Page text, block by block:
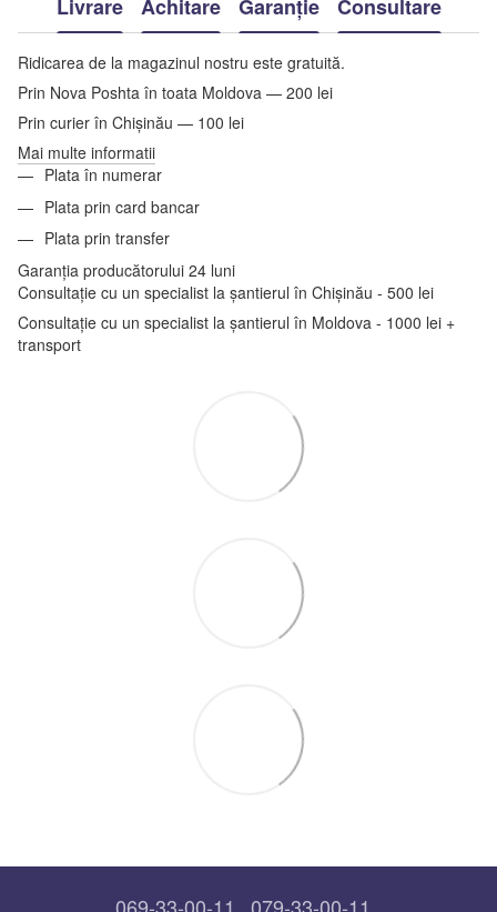
Livrare Achitare Garanție Consultare
Ridicarea de la magazinul nostru este gratuită.
Prin Nova Poshta în toata Moldova — 200 lei
Prin curier în Chișinău — 100 lei
Mai multe informatii
Plata în numerar
Plata prin card bancar
Plata prin transfer
Garanția producătorului 24 luni
Consultație cu un specialist la șantierul în Chișinău - 500 lei
Consultație cu un specialist la șantierul în Moldova - 1000 lei +
transport
069-33-00-11 079-33-00-11